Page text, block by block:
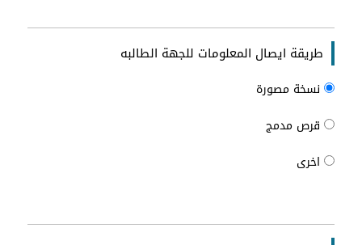
طريقة ايصال المعلومات للجهة الطالبه
نسخة مصورة
قرص مدمج
اخرى